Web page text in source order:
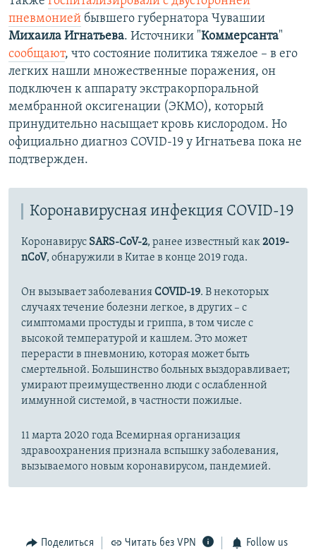
1080p
1080p
пневмонией бывшего губернатора Чувашии
Михаила Игнатьева. Источники "Коммерсанта"
сообщают, что состояние политика тяжелое – в его
легких нашли множественные поражения, он
подключен к аппарату экстракорпоральной
мембранной оксигенации (ЭКМО), который
принудительно насыщает кровь кислородом. Но
официально диагноз COVID-19 у Игнатьева пока не
подтвержден.
Коронавирусная инфекция COVID-19
Коронавирус SARS-CoV-2, ранее известный как2019-
nCoV, обнаружили в Китае в конце 2019 года.
Он вызывает заболеванияCOVID-19. В некоторых
случаях течение болезни легкое, в других – с
симптомами простуды и гриппа, в том числе с
высокой температурой и кашлем. Это может
перерасти в пневмонию, которая может быть
смертельной. Большинство больных выздоравливает;
умирают преимущественно люди с ослабленной
иммунной системой, в частности пожилые.
11 марта 2020 года Всемирная организация
здравоохранения признала вспышку заболевания,
вызываемого новым коронавирусом, пандемией.
Поделиться Читать без VPN Follow us